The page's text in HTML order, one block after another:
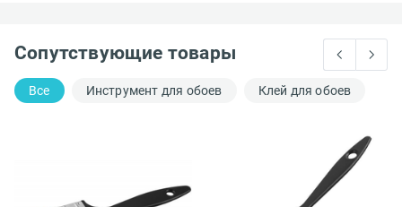
Сопутствующие товары
Все Инструмент для обоев Клей для обоев